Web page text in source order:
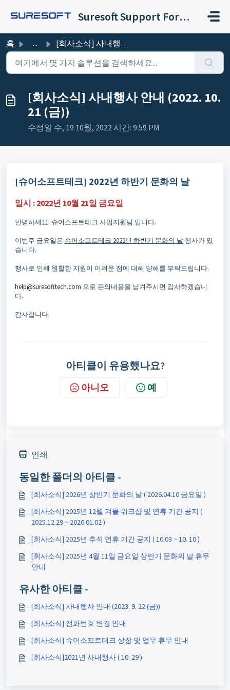
Suresoft Support Forum
홈 ... [회사소식] 사내행사 안내 (2022. 10. 21 (금))
[회사소식] 사내행사 안내 (2022. 10.
21 (금))
수정일 수, 19 10월, 2022 시간: 9:59 PM
[슈어소프트테크] 2022년 하반기 문화의 날
일시 : 2022년 10월 21일 금요일
안녕하세요. 슈어소프트테크 사업지원팀 입니다.
이번주 금요일은 슈어소프트테크 2022년 하반기 문화의 날행사가 있
습니다.
행사로 인해 원할한 지원이 어려운 점에 대해 양해를 부탁드립니다.
help@suresofttech.com 으로 문의내용을 남겨주시면 감사하겠습니
다.
감사합니다.
아티클이 유용했나요?
아니오 예
인쇄
동일한 폴더의 아티클 -
[회사소식] 2026년 상반기 문화의 날 ( 2026.04.10 금요일 )
[회사소식] 2025년 12월 겨울 워크샵 및 연휴 기간 공지 (
2025.12.29 ~ 2026.01.02 )
[회사소식] 2025년 추석 연휴 기간 공지 ( 10.03 ~ 10. 10 )
[회사소식] 2025년 4월 11일 금요일 상반기 문화의 날 휴무
안내
유사한 아티클 -
[회사소식] 사내행사 안내 (2023. 9. 22 (금))
[회사소식] 전화번호 변경 안내
[회사소식] 슈어소프트테크 상장 및 업무 휴무 안내
[회사소식]2021년 사내행사 ( 10. 29 )